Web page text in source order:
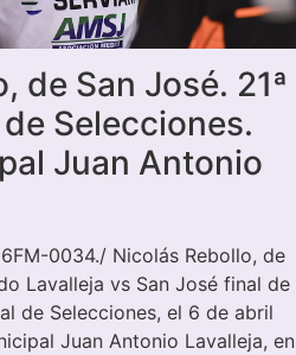
de San José. 21ª
Selecciones.
Juan Antonio
0034./ Nicolás Rebollo, de
Lavalleja vs San José final de
de Selecciones, el 6 de abril
Juan Antonio Lavalleja, en